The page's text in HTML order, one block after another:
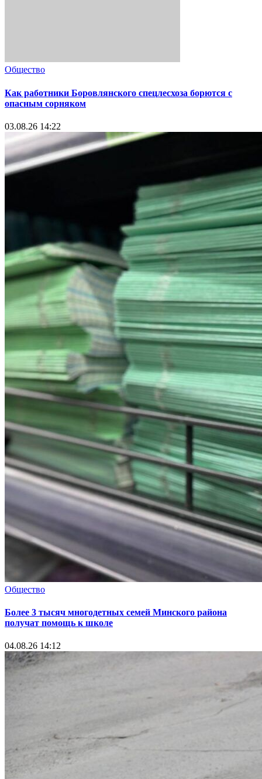
Общество
Как работники Боровлянского спецлесхоза борются с
опасным сорняком
03.08.26 14:22
Общество
Более 3 тысяч многодетных семей Минского района
получат помощь к школе
04.08.26 14:12